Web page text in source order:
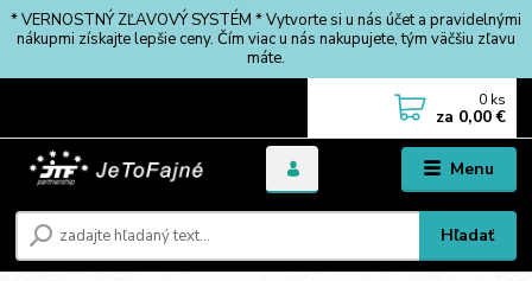
* VERNOSTNÝ ZĽAVOVÝ SYSTÉM * Vytvorte si u nás účet a pravidelnými
nákupmi získajte lepšie ceny. Čím viac u nás nakupujete, tým väčšiu zľavu
máte.
Menu
Hľadať
0 ks
za 0,00 €